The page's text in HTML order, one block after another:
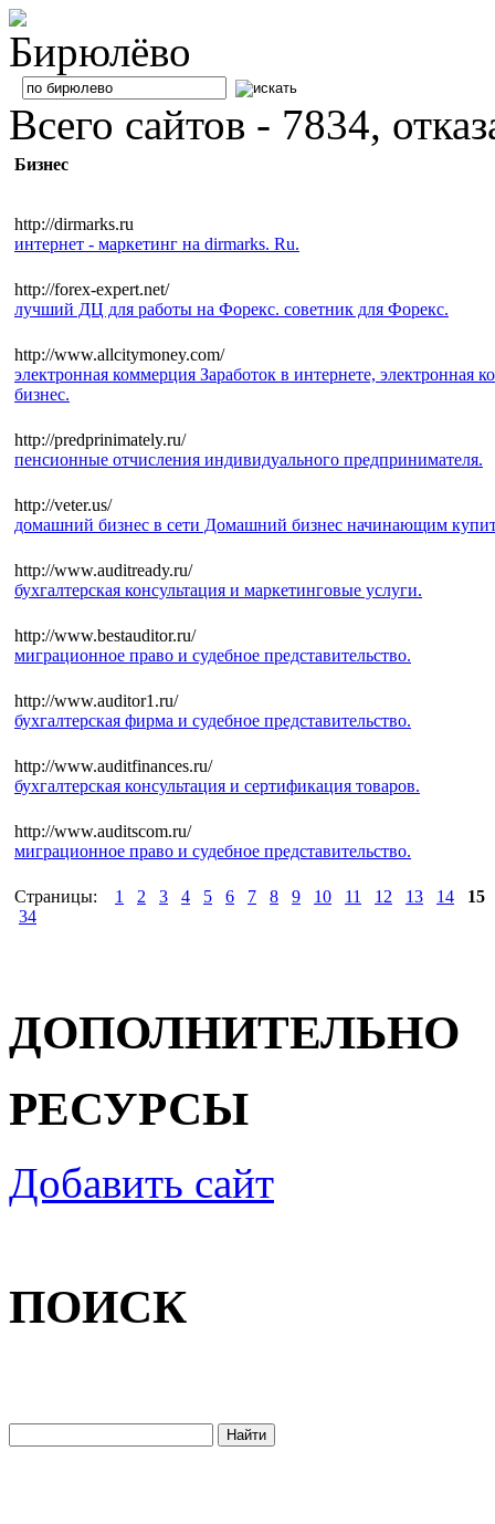
Всего сайтов - 7834,
Бизнес
http://dirmarks.ru
интернет - маркетинг на dirmarks. Ru.
http://forex-expert.net/
лучший ДЦ для работы на Форекс. советник для Форекс.
http://www.allcitymoney.com/
электронная коммерция Заработок в интернете, электронная
бизнес.
http://predprinimately.ru/
пенсионные отчисления индивидуального предпринимателя.
http://veter.us/
домашний бизнес в сети Домашний бизнес начинающим
http://www.auditready.ru/
бухгалтерская консультация и маркетинговые услуги.
http://www.bestauditor.ru/
миграционное право и судебное представительство.
http://www.auditor1.ru/
бухгалтерская фирма и судебное представительство.
http://www.auditfinances.ru/
бухгалтерская консультация и сертификация товаров.
http://www.auditscom.ru/
миграционное право и судебное представительство.
Страницы: 1 2 3 4 5 6 7 8 9 10 11 12 13 14
15
34
ДОПОЛНИТЕЛЬНО
РЕСУРСЫ
Добавить сайт
ПОИСК